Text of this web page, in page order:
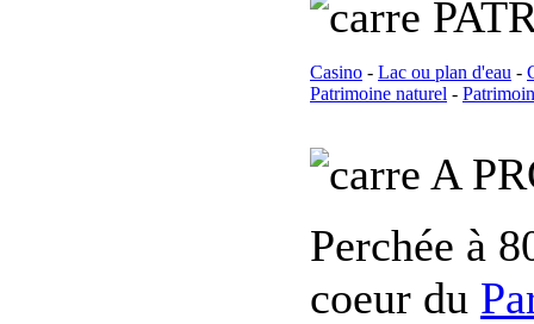
Casino - Lac ou plan d'eau -
Patrimoine naturel -
A
Perchée à
coeur du